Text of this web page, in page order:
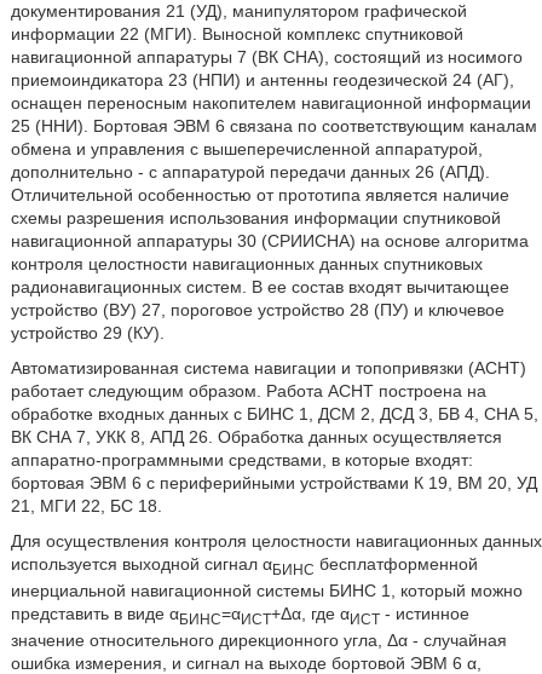
документирования 21 (УД), манипулятором графической
информации 22 (МГИ). Выносной комплекс спутниковой
навигационной аппаратуры 7 (ВК СНА), состоящий из носимого
приемоиндикатора 23 (НПИ) и антенны геодезической 24 (АГ),
оснащен переносным накопителем навигационной информации
25 (ННИ). Бортовая ЭВМ 6 связана по соответствующим каналам
обмена и управления с вышеперечисленной аппаратурой,
дополнительно - с аппаратурой передачи данных 26 (АПД).
Отличительной особенностью от прототипа является наличие
схемы разрешения использования информации спутниковой
навигационной аппаратуры 30 (СРИИСНА) на основе алгоритма
контроля целостности навигационных данных спутниковых
радионавигационных систем. В ее состав входят вычитающее
устройство (ВУ) 27, пороговое устройство 28 (ПУ) и ключевое
устройство 29 (КУ).
Автоматизированная система навигации и топопривязки (АСНТ)
работает следующим образом. Работа АСНТ построена на
обработке входных данных с БИНС 1, ДСМ 2, ДСД 3, БВ 4, СНА 5,
ВК СНА 7, УКК 8, АПД 26. Обработка данных осуществляется
аппаратно-программными средствами, в которые входят:
бортовая ЭВМ 6 с периферийными устройствами К 19, ВМ 20, УД
21, МГИ 22, БС 18.
Для осуществления контроля целостности навигационных данных
используется выходной сигнал αБИНС бесплатформенной
инерциальной навигационной системы БИНС 1, который можно
представить в виде αБИНС=αИСТ+Δα, где αИСТ- истинное
значение относительного дирекционного угла, Δα - случайная
ошибка измерения, и сигнал на выходе бортовой ЭВМ 6 α,